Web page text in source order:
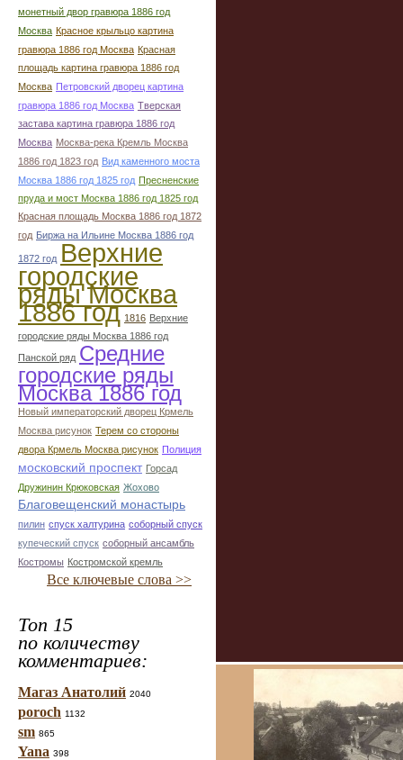
монетный двор гравюра 1886 год
Москва Красное крыльцо картина
гравюра 1886 год Москва Красная
площадь картина гравюра 1886 год
Москва Петровский дворец картина
гравюра 1886 год Москва Тверская
застава картина гравюра 1886 год
Москва Москва-река Кремль Москва
1886 год 1823 год Вид каменного моста
Москва 1886 год 1825 год Пресненские
пруда и мост Москва 1886 год 1825 год
Красная площадь Москва 1886 год 1872
год Биржа на Ильине Москва 1886 год
1872 год Верхние
городские
ряды Москва
1886 год 1816 Верхние
городские ряды Москва 1886 год
Панской ряд Средние
городские ряды
Москва 1886 год
Новый императорский дворец Крмель
Москва рисунок Терем со стороны
двора Крмель Москва рисунок Полиция
московский проспект Горсад
Дружинин Крюковская Жохово
Благовещенский монастырь
пилин спуск халтурина соборный спуск
купеческий спуск соборный ансамбль
Костромы Костромской кремль
Все ключевые слова >>
Топ 15
по количеству
комментариев:
Магаз Анатолий 2040
poroch 1132
sm 865
Yana 398